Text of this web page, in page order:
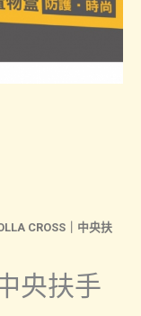
CROSS｜中央扶
央扶手